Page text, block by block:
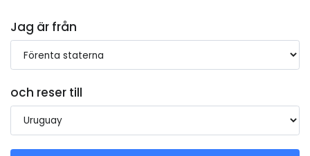
Jag är från
och reser till